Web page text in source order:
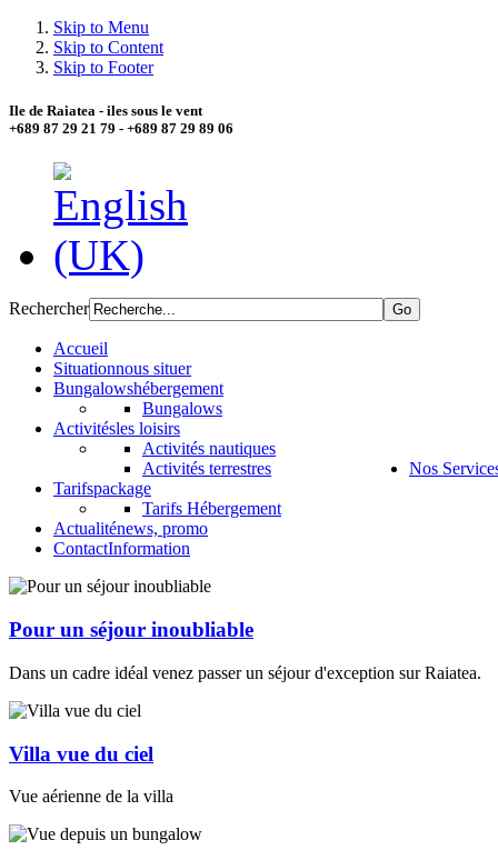
Skip to Menu
Skip to Content
Skip to Footer
Ile de Raiatea - iles sous le vent
+689 87 29 21 79 - +689 87 29 89 06
Rechercher
Accueil
Situationnous situer
Bungalowshébergement
Bungalows
Activitésles loisirs
Activités nautiques
Activités terrestres
Nos
Tarifspackage
Tarifs Hébergement
Actualiténews, promo
ContactInformation
Pour un séjour inoubliable
Dans un cadre idéal venez passer un séjour d'exception sur Raiatea.
Villa vue du ciel
Vue aérienne de la villa